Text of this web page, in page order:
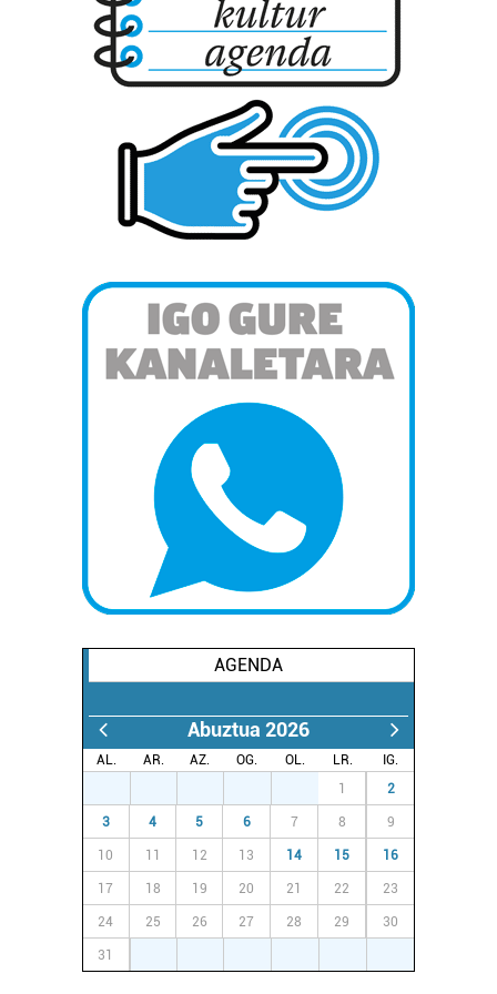
produktuak garatzeko. Zure datuak nork eta zertarako
erabiltzen dituen hauta dezakezu.
Bazkide batzuek ez dizute baimenik eskatzen, eta beren
interes komertzial legitimoetan babesten dira. Ikusi gure
bazkideen zerrenda, beren ustez zein helburutarako
duten interes legitimoa eta horren aurka nola egin
dezakezun ikusteko.
Lortu zure datu pertsonalak prozesatzeko moduari
datuen atalean. Edozein unetan alda edo ken dezakezu
zure baimena Cookieen adierazpenean.
Webgune honek cookie propioak eta hirugarrenen cookie-
fitxategiak erabiltzen ditu. Zure esperientzia eta
zerbitzuak hobetzeko asmoz, cookie teknologiaz
baliatzen gara. Ohar hau onartuz gero, teknologia hori
erabiltzeko baimen esplizitua ematen diguzu.
AGENDA
Abuztua 2026
AL. AR. AZ. OG. OL. LR.
IG.
1 2
3 4 5 6 7 8 9
10 11 12 13 14 15 16
17 18 19 20 21 22 23
24 25 26 27 28 29 30
31